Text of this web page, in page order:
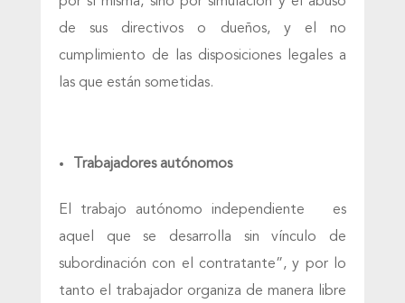
de sus directivos o dueños, y el no
cumplimiento de las disposiciones legales a
las que están sometidas.
Trabajadores autónomos
El trabajo autónomo independiente es
aquel que se desarrolla sin vínculo de
subordinación con el contratante”, y por lo
tanto el trabajador organiza de manera libre